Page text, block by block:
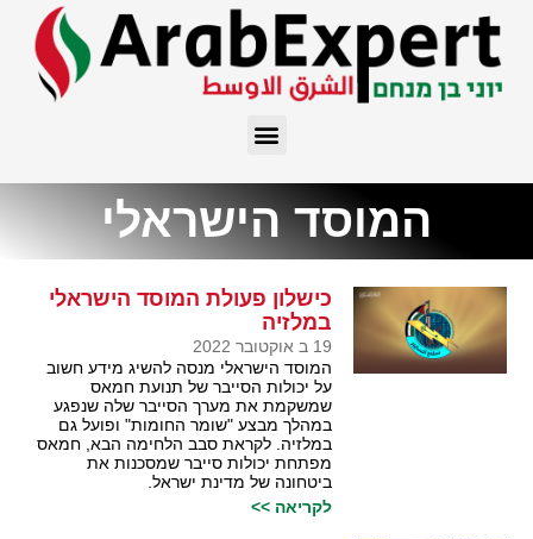
המוסד הישראלי
כישלון פעולת המוסד הישראלי
במלזיה
19 ב אוקטובר 2022
המוסד הישראלי מנסה להשיג מידע חשוב
על יכולות הסייבר של תנועת חמאס
שמשקמת את מערך הסייבר שלה שנפגע
במהלך מבצע "שומר החומות" ופועל גם
במלזיה. לקראת סבב הלחימה הבא, חמאס
מפתחת יכולות סייבר שמסכנות את
ביטחונה של מדינת ישראל.
לקריאה >>